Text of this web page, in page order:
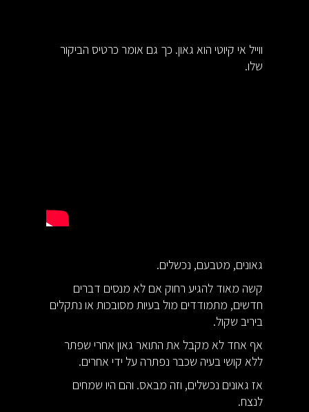
ווייל אי קיוטי הוא גאון. כך גם אומר כרטיס הביקור
שלו.
גאונים, מטבעם, נכשלים.
קשה מאוד להגיע רחוק אם לא מנסים דברים
חדשים, מתמודדים מול בעיות מסובכות או נתקלים
ביריב שקול.
אף אחד לא מקבל את התואר גאון אחרי שפתר
ללא קושי בעיה שכבר נפתרה על ידי אחרים.
אז גאונים נכשלים, וזה מבאס. והם היו שמחים
לנצח.